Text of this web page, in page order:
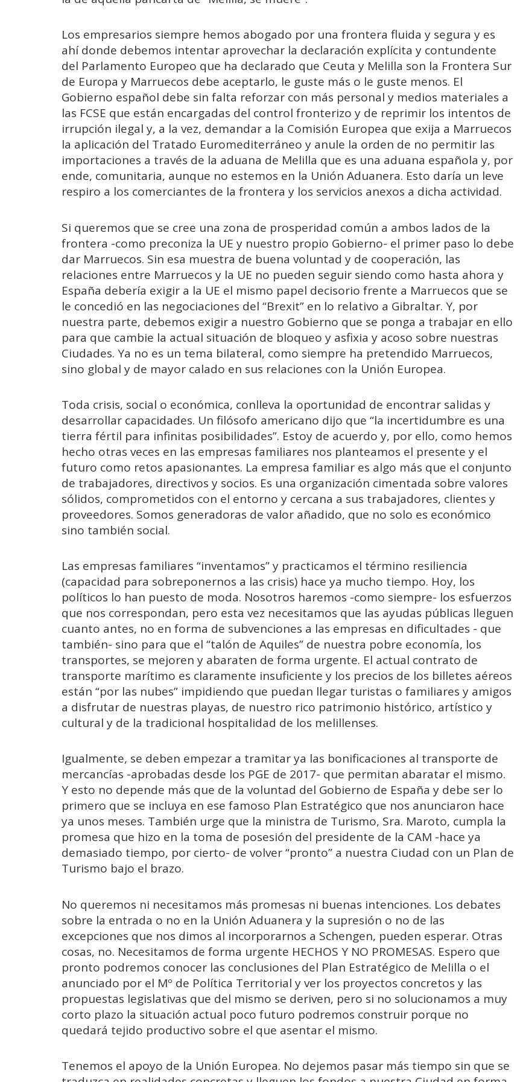
Los empresarios siempre hemos abogado por una frontera fluida y segura y es
ahí donde debemos intentar aprovechar la declaración explícita y contundente
del Parlamento Europeo que ha declarado que Ceuta y Melilla son la Frontera Sur
de Europa y Marruecos debe aceptarlo, le guste más o le guste menos. El
Gobierno español debe sin falta reforzar con más personal y medios materiales a
las FCSE que están encargadas del control fronterizo y de reprimir los intentos de
irrupción ilegal y, a la vez, demandar a la Comisión Europea que exija a Marruecos
la aplicación del Tratado Euromediterráneo y anule la orden de no permitir las
importaciones a través de la aduana de Melilla que es una aduana española y, por
ende, comunitaria, aunque no estemos en la Unión Aduanera. Esto daría un leve
respiro a los comerciantes de la frontera y los servicios anexos a dicha actividad.
Si queremos que se cree una zona de prosperidad común a ambos lados de la
frontera -como preconiza la UE y nuestro propio Gobierno- el primer paso lo debe
dar Marruecos. Sin esa muestra de buena voluntad y de cooperación, las
relaciones entre Marruecos y la UE no pueden seguir siendo como hasta ahora y
España debería exigir a la UE el mismo papel decisorio frente a Marruecos que se
le concedió en las negociaciones del “Brexit” en lo relativo a Gibraltar. Y, por
nuestra parte, debemos exigir a nuestro Gobierno que se ponga a trabajar en ello
para que cambie la actual situación de bloqueo y asfixia y acoso sobre nuestras
Ciudades. Ya no es un tema bilateral, como siempre ha pretendido Marruecos,
sino global y de mayor calado en sus relaciones con la Unión Europea.
Toda crisis, social o económica, conlleva la oportunidad de encontrar salidas y
desarrollar capacidades. Un filósofo americano dijo que “la incertidumbre es una
tierra fértil para infinitas posibilidades”. Estoy de acuerdo y, por ello, como hemos
hecho otras veces en las empresas familiares nos planteamos el presente y el
futuro como retos apasionantes. La empresa familiar es algo más que el conjunto
de trabajadores, directivos y socios. Es una organización cimentada sobre valores
sólidos, comprometidos con el entorno y cercana a sus trabajadores, clientes y
proveedores. Somos generadoras de valor añadido, que no solo es económico
sino también social.
Las empresas familiares “inventamos” y practicamos el término resiliencia
(capacidad para sobreponernos a las crisis) hace ya mucho tiempo. Hoy, los
políticos lo han puesto de moda. Nosotros haremos -como siempre- los esfuerzos
que nos correspondan, pero esta vez necesitamos que las ayudas públicas lleguen
cuanto antes, no en forma de subvenciones a las empresas en dificultades - que
también- sino para que el “talón de Aquiles” de nuestra pobre economía, los
transportes, se mejoren y abaraten de forma urgente. El actual contrato de
transporte marítimo es claramente insuficiente y los precios de los billetes aéreos
están “por las nubes” impidiendo que puedan llegar turistas o familiares y amigos
a disfrutar de nuestras playas, de nuestro rico patrimonio histórico, artístico y
cultural y de la tradicional hospitalidad de los melillenses.
Igualmente, se deben empezar a tramitar ya las bonificaciones al transporte de
mercancías -aprobadas desde los PGE de 2017- que permitan abaratar el mismo.
Y esto no depende más que de la voluntad del Gobierno de España y debe ser lo
primero que se incluya en ese famoso Plan Estratégico que nos anunciaron hace
ya unos meses. También urge que la ministra de Turismo, Sra. Maroto, cumpla la
promesa que hizo en la toma de posesión del presidente de la CAM -hace ya
demasiado tiempo, por cierto- de volver “pronto” a nuestra Ciudad con un Plan de
Turismo bajo el brazo.
No queremos ni necesitamos más promesas ni buenas intenciones. Los debates
sobre la entrada o no en la Unión Aduanera y la supresión o no de las
excepciones que nos dimos al incorporarnos a Schengen, pueden esperar. Otras
cosas, no. Necesitamos de forma urgente HECHOS Y NO PROMESAS. Espero que
pronto podremos conocer las conclusiones del Plan Estratégico de Melilla o el
anunciado por el Mº de Política Territorial y ver los proyectos concretos y las
propuestas legislativas que del mismo se deriven, pero si no solucionamos a muy
corto plazo la situación actual poco futuro podremos construir porque no
quedará tejido productivo sobre el que asentar el mismo.
Tenemos el apoyo de la Unión Europea. No dejemos pasar más tiempo sin que se